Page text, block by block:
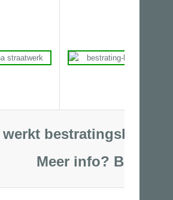
werkt bestratingsbedrijf
Meer info? Bel